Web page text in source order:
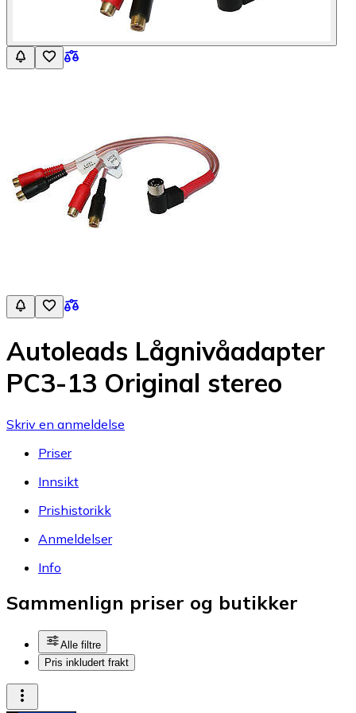
Autoleads Lågnivåadapter
PC3-13 Original stereo
Skriv en anmeldelse
Priser
Innsikt
Prishistorikk
Anmeldelser
Info
Sammenlign priser og butikker
Alle filtre
Pris inkludert frakt